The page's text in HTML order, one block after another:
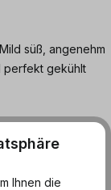
süß, angenehm
perfekt gekühlt
oder türkische
Ihnen die